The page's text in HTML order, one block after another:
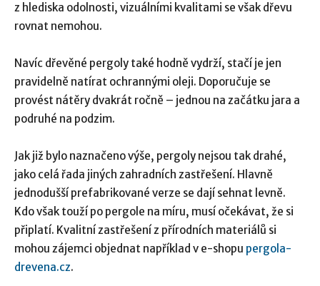
z hlediska odolnosti, vizuálními kvalitami se však dřevu
rovnat nemohou.
Navíc dřevěné pergoly také hodně vydrží, stačí je jen
pravidelně natírat ochrannými oleji. Doporučuje se
provést nátěry dvakrát ročně – jednou na začátku jara a
podruhé na podzim.
Jak již bylo naznačeno výše, pergoly nejsou tak drahé,
jako celá řada jiných zahradních zastřešení. Hlavně
jednodušší prefabrikované verze se dají sehnat levně.
Kdo však touží po pergole na míru, musí očekávat, že si
připlatí. Kvalitní zastřešení z přírodních materiálů si
mohou zájemci objednat například v e-shopu pergola-
drevena.cz.